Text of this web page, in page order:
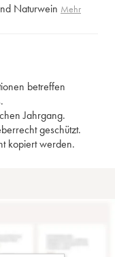
Naturwein Mehr
betreffen
Jahrgang.
geschützt.
kopiert werden.